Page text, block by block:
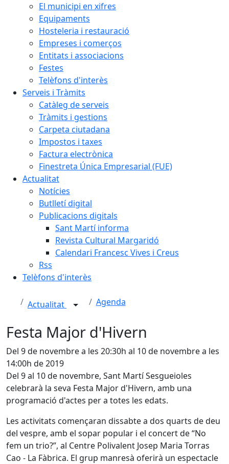
El municipi en xifres
Equipaments
Hosteleria i restauració
Empreses i comerços
Entitats i associacions
Festes
Telèfons d'interès
Serveis i Tràmits
Catàleg de serveis
Tràmits i gestions
Carpeta ciutadana
Impostos i taxes
Factura electrònica
Finestreta Única Empresarial (FUE)
Actualitat
Notícies
Butlletí digital
Publicacions digitals
Sant Martí informa
Revista Cultural Margaridó
Calendari Francesc Vives i Creus
Rss
Telèfons d'interès
Actualitat Agenda
Festa Major d'Hivern
Del 9 de novembre a les 20:30h al 10 de novembre a les
14:00h de 2019
Del 9 al 10 de novembre, Sant Martí Sesgueioles
celebrarà la seva Festa Major d'Hivern, amb una
programació d'actes per a totes les edats.
Les activitats començaran dissabte a dos quarts de deu
del vespre, amb el sopar popular i el concert de “No
fem un trio?”, al Centre Polivalent Josep Maria Torras
Cao - La Fàbrica. El grup manresà oferirà un espectacle